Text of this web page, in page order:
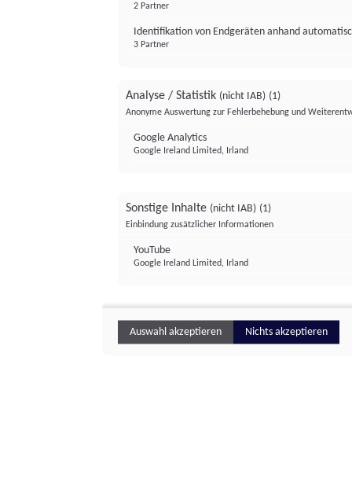
2 Partner
Identifikation von Endgeräten anhand
3 Partner
Analyse / Statistik (nicht IAB) (1)
Anonyme Auswertung zur Fehlerbehebung und
Google Analytics
Google Ireland Limited, Irland
Sonstige Inhalte (nicht IAB) (1)
Einbindung zusätzlicher Informationen
YouTube
Google Ireland Limited, Irland
Auswahl akzeptieren Nichts akzeptieren